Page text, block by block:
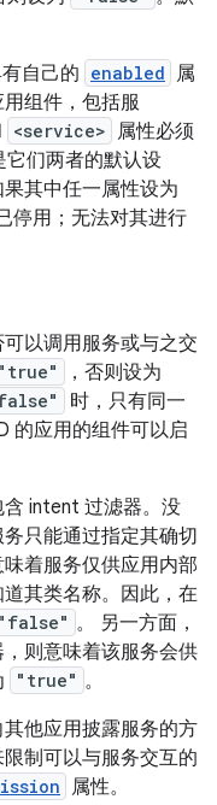
自己的 enabled 属
组件，包括服
<service> 属性必须
它们两者的默认设
其中任一属性设为
停用；无法对其进行
以调用服务或与之交
"true" ，否则设为
时，只有同一
的应用的组件可以启
intent 过滤器。没
只能通过指定其确切
着服务仅供应用内部
其类名称。因此，在
"false" 。 另一方面，
则意味着该服务会供
"true" 。
他应用披露服务的方
制可以与服务交互的
属性。